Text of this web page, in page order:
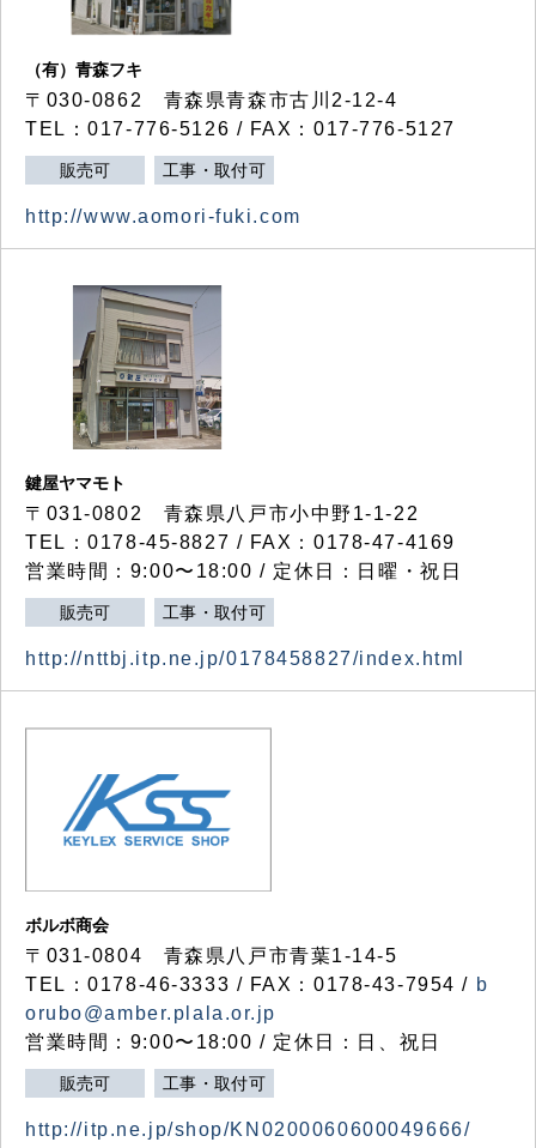
（有）青森フキ
〒030-0862 青森県青森市古川2-12-4
TEL：017-776-5126 / FAX：017-776-5127
販売可 工事・取付可
http://www.aomori-fuki.com
鍵屋ヤマモト
〒031-0802 青森県八戸市小中野1-1-22
TEL：0178-45-8827 / FAX：0178-47-4169
営業時間：9:00〜18:00 / 定休日：日曜・祝日
販売可 工事・取付可
http://nttbj.itp.ne.jp/0178458827/index.html
ボルボ商会
〒031-0804 青森県八戸市青葉1-14-5
TEL：0178-46-3333 / FAX：0178-43-7954 / b
orubo@amber.plala.or.jp
営業時間：9:00〜18:00 / 定休日：日、祝日
販売可 工事・取付可
http://itp.ne.jp/shop/KN0200060600049666/